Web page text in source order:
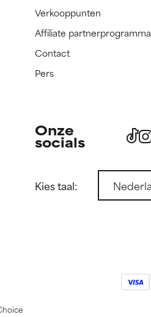
Verkooppunten
Affiliate partnerprogramma
Contact
Pers
Onze
socials
Kies taal: